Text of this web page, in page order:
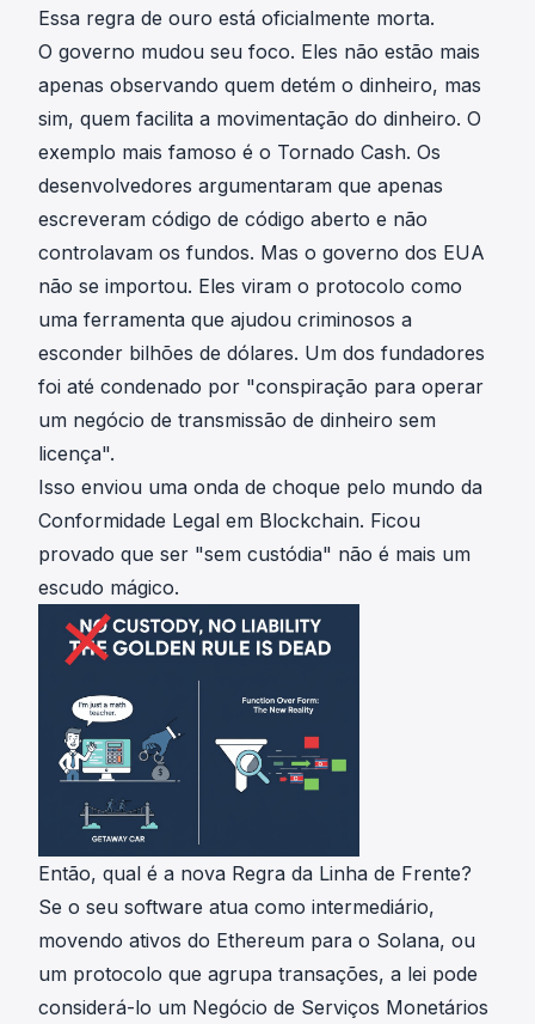
Essa regra de ouro está oficialmente morta.
O governo mudou seu foco. Eles não estão mais
apenas observando quem detém o dinheiro, mas
sim, quem facilita a movimentação do dinheiro. O
exemplo mais famoso é o Tornado Cash. Os
desenvolvedores argumentaram que apenas
escreveram código de código aberto e não
controlavam os fundos. Mas o governo dos EUA
não se importou. Eles viram o protocolo como
uma ferramenta que ajudou criminosos a
esconder bilhões de dólares. Um dos fundadores
foi até condenado por "conspiração para operar
um negócio de transmissão de dinheiro sem
licença".
Isso enviou uma onda de choque pelo mundo da
Conformidade Legal em Blockchain. Ficou
provado que ser "sem custódia" não é mais um
escudo mágico.
Então, qual é a nova Regra da Linha de Frente?
Se o seu software atua como intermediário,
movendo ativos do Ethereum para o Solana, ou
um protocolo que agrupa transações, a lei pode
considerá-lo um Negócio de Serviços Monetários